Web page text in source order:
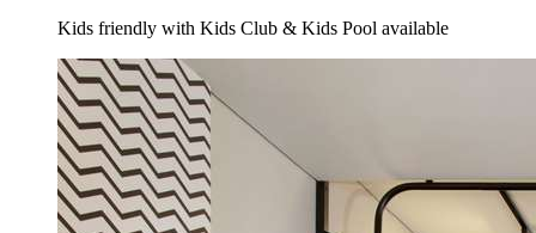
Kids friendly with Kids Club & Kids Pool available